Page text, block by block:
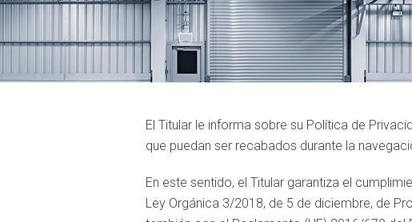
El Titular le informa sobre su Política de
que puedan ser recabados durante la
En este sentido, el Titular garantiza el
Ley Orgánica 3/2018, de 5 de diciembre, de